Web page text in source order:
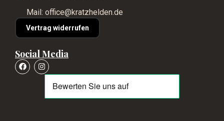
Mail: office@kratzhelden.de
Vertrag widerrufen
Social Media